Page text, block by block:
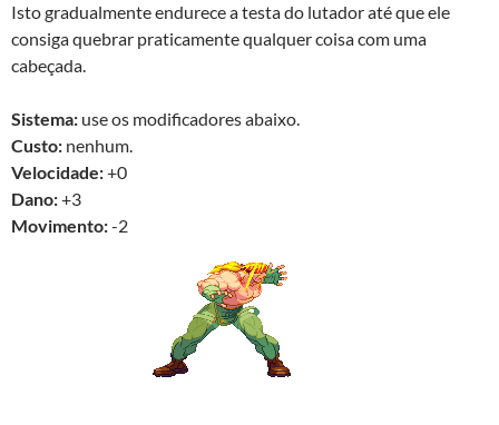
Isto gradualmente endurece a testa do lutador até que ele
consiga quebrar praticamente qualquer coisa com uma
cabeçada.
Sistema: use os modificadores abaixo.
Custo: nenhum.
Velocidade:+0
Dano:+3
Movimento:-2